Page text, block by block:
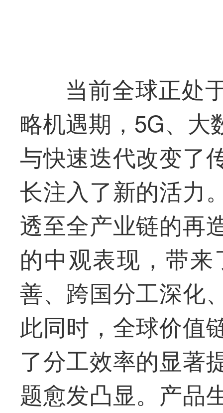
当前全球正处
略机遇期，5G、大
与快速迭代改变了
长注入了新的活力
透至全产业链的再
的中观表现，带
善、跨国分工深化
此同时，全球价值
了分工效率的显著
题愈发凸显。产品